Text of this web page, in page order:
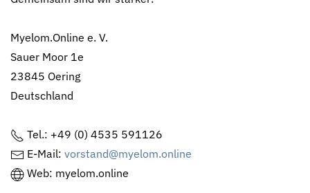
Myelom.Online e. V.
Sauer Moor 1e
23845 Oering
Deutschland
Tel.: +49 (0) 4535 591126
E-Mail: vorstand@myelom.online
Web: myelom.online